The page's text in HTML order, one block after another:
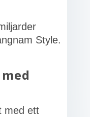
Style.
med ett